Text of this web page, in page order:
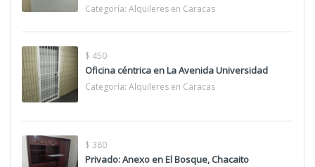
Categoría: Alquileres en Caracas
$ 450
Oficina céntrica en La Avenida Universidad
Categoría: Alquileres en Caracas
$ 380
Privado: Anexo en El Bosque, Chacaito